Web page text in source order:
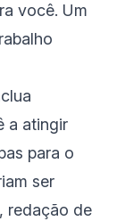
você. Um
a atingir
para o
ser
redação de